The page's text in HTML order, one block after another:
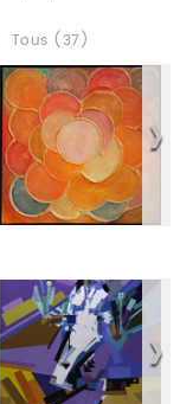
Tous (37)